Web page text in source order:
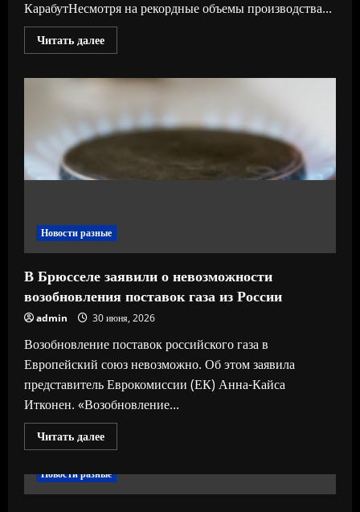
КарабутНесмотря на рекордные объемы производства...
Читать далееПрочитать
больше
отступает,
исчезает:
Директор
отделения
РФ
—
безопасности
Новости разные
В Брюсселе заявили о невозможности
возобновления поставок газа из России
admin 30 июня, 2026
Возобновление поставок российского газа в
Европейский союз невозможно. Об этом заявила
представитель Еврокомиссии (ЕК) Анна-Кайса
Итконен. «Возобновление...
Читать далееПрочитать
больше
Брюсселе
заявили
Новости разные